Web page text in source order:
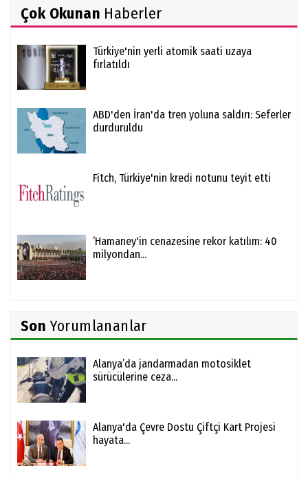
Çok Okunan Haberler
Türkiye'nin yerli atomik saati uzaya
fırlatıldı
ABD'den İran'da tren yoluna saldırı: Seferler
durduruldu
Fitch, Türkiye'nin kredi notunu teyit etti
‘Hamaney'in cenazesine rekor katılım: 40
milyondan...
Son Yorumlananlar
Alanya’da jandarmadan motosiklet
sürücülerine ceza...
Alanya'da Çevre Dostu Çiftçi Kart Projesi
hayata...